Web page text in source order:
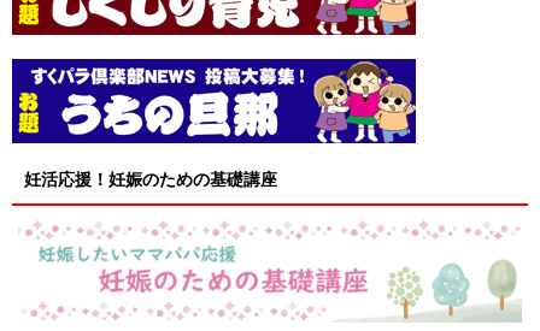
妊活応援！妊娠のための基礎講座